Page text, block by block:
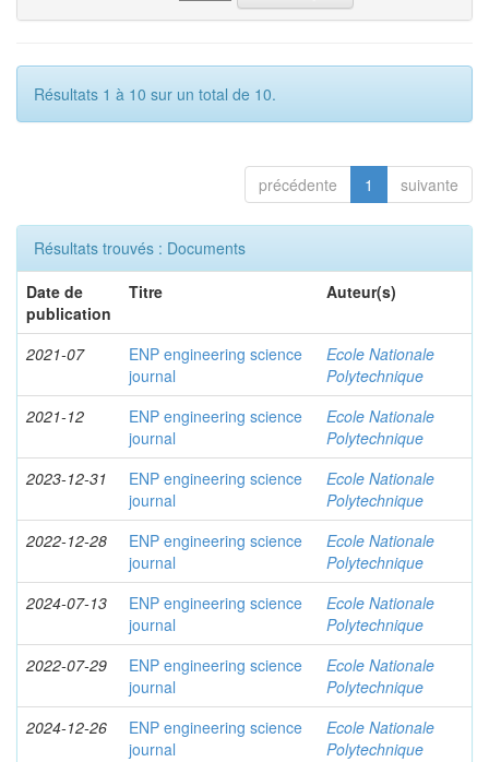
Résultats 1 à 10 sur un total de 10.
précédente 1 suivante
Résultats trouvés : Documents
Date de
publication
Titre Auteur(s)
2021-07
ENP engineering science
journal
Ecole Nationale
Polytechnique
2021-12
ENP engineering science
journal
Ecole Nationale
Polytechnique
2023-12-31
ENP engineering science
journal
Ecole Nationale
Polytechnique
2022-12-28
ENP engineering science
journal
Ecole Nationale
Polytechnique
2024-07-13
ENP engineering science
journal
Ecole Nationale
Polytechnique
2022-07-29
ENP engineering science
journal
Ecole Nationale
Polytechnique
2024-12-26
ENP engineering science
journal
Ecole Nationale
Polytechnique